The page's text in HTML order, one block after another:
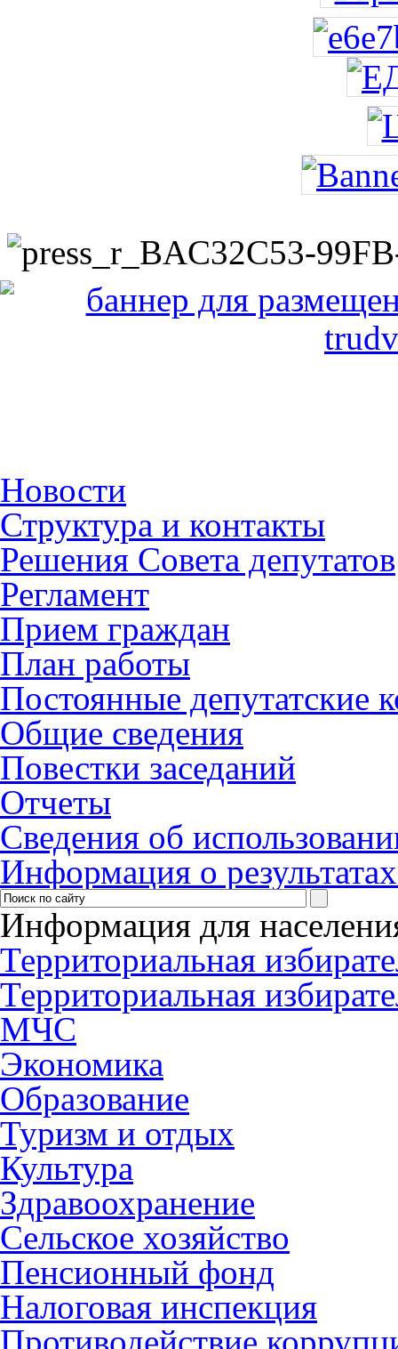
Новости
Структура и контакты
Решения Совета депутатов
Регламент
Прием граждан
План работы
Постоянные депутатские
Общие сведения
Повестки заседаний
Отчеты
Сведения об
Информация о
Информация для
Территориальная
Территориальная
МЧС
Экономика
Образование
Туризм и отдых
Культура
Здравоохранение
Сельское хозяйство
Пенсионный фонд
Налоговая инспекция